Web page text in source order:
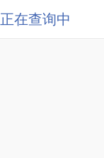
正在查询中